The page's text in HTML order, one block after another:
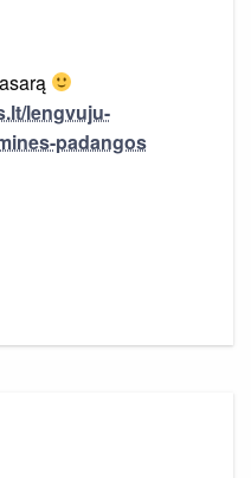
lengvuju-
padangos